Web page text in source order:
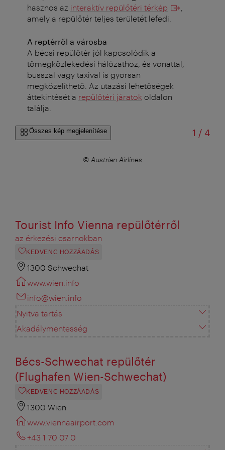
hasznos az interaktív repülőtéri térkép
amely a repülőtér teljes területét lefedi.
A reptérről a városba
A bécsi repülőtér jól kapcsolódik a
tömegközlekedési hálózathoz, és vonattal,
busszal vagy taxival is gyorsan
megközelíthető. Az utazási lehetőségek
áttekintését a repülőtéri járatok oldalon
találja.
Összes kép megjelenítése 1 // 4
© Austrian Airlines
Tourist Info Vienna repülőtérről
az érkezési csarnokban
KEDVENC HOZZÁADÁS
1300 Schwechat
www.wien.info
info@wien.info
Nyitva tartás
Akadálymentesség
Bécs-Schwechat repülőtér
(Flughafen Wien-Schwechat)
KEDVENC HOZZÁADÁS
1300 Wien
www.viennaairport.com
+43 1 70 07 0